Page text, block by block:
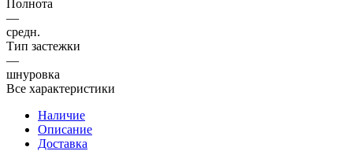
Полнота
—
средн.
Тип застежки
—
шнуровка
Все характеристики
Наличие
Описание
Доставка